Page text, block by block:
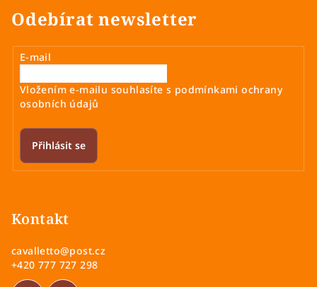
Odebírat newsletter
E-mail
Vložením e-mailu souhlasíte s podmínkami ochrany
osobních údajů
Přihlásit se
Kontakt
cavalletto@post.cz
+420 777 727 298